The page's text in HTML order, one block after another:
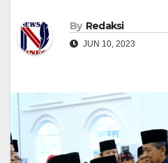
By Redaksi
JUN 10, 2023